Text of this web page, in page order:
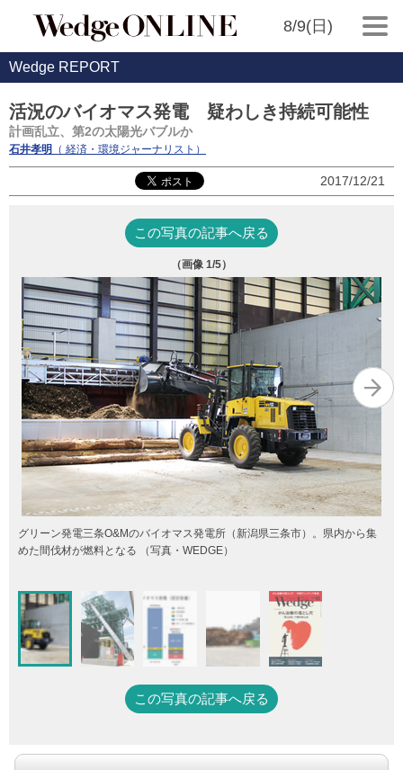
8/9(日)
Wedge REPORT
活況のバイオマス発電 疑わしき持続可能性
計画乱立、第2の太陽光バブルか
石井孝明 （ 経済・環境ジャーナリスト）
2017/12/21
この写真の記事へ戻る
（画像 1/5）
グリーン発電三条O&Mのバイオマス発電所（新潟県三条市）。県内から集
めた間伐材が燃料となる （写真・WEDGE）
この写真の記事へ戻る